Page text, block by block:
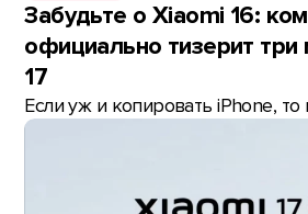
Забудьте о Xiaomi 16:
официально тизерит
17
Если уж и копировать iPhone, то